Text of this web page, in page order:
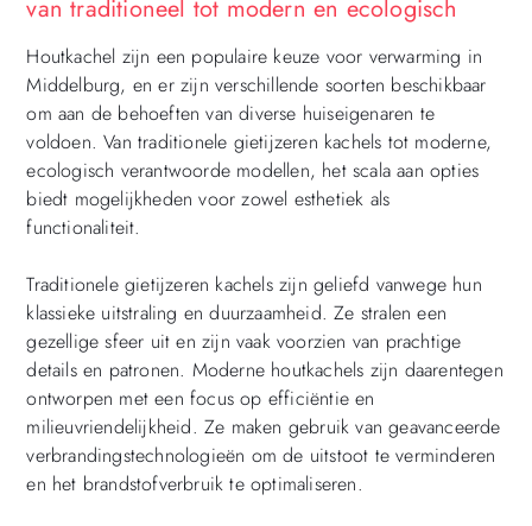
van traditioneel tot modern en ecologisch
Houtkachel zijn een populaire keuze voor verwarming in
Middelburg, en er zijn verschillende soorten beschikbaar
om aan de behoeften van diverse huiseigenaren te
voldoen. Van traditionele gietijzeren kachels tot moderne,
ecologisch verantwoorde modellen, het scala aan opties
biedt mogelijkheden voor zowel esthetiek als
functionaliteit.
Traditionele gietijzeren kachels zijn geliefd vanwege hun
klassieke uitstraling en duurzaamheid. Ze stralen een
gezellige sfeer uit en zijn vaak voorzien van prachtige
details en patronen. Moderne houtkachels zijn daarentegen
ontworpen met een focus op efficiëntie en
milieuvriendelijkheid. Ze maken gebruik van geavanceerde
verbrandingstechnologieën om de uitstoot te verminderen
en het brandstofverbruik te optimaliseren.